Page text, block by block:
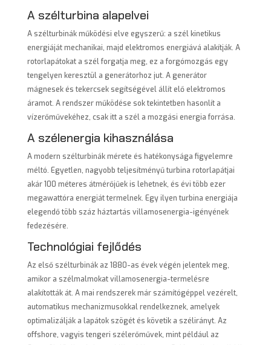
A szélturbina alapelvei
A szélturbinák működési elve egyszerű: a szél kinetikus
energiáját mechanikai, majd elektromos energiává alakítják. A
rotorlapátokat a szél forgatja meg, ez a forgómozgás egy
tengelyen keresztül a generátorhoz jut. A generátor
mágnesek és tekercsek segítségével állít elő elektromos
áramot. A rendszer működése sok tekintetben hasonlít a
vízerőművekéhez, csak itt a szél a mozgási energia forrása.
A szélenergia kihasználása
A modern szélturbinák mérete és hatékonysága figyelemre
méltó. Egyetlen, nagyobb teljesítményű turbina rotorlapátjai
akár 100 méteres átmérőjűek is lehetnek, és évi több ezer
megawattóra energiát termelnek. Egy ilyen turbina energiája
elegendő több száz háztartás villamosenergia-igényének
fedezésére.
Technológiai fejlődés
Az első szélturbinák az 1880-as évek végén jelentek meg,
amikor a szélmalmokat villamosenergia-termelésre
alakították át. A mai rendszerek már számítógéppel vezérelt,
automatikus mechanizmusokkal rendelkeznek, amelyek
optimalizálják a lapátok szögét és követik a szélirányt. Az
offshore, vagyis tengeri szélerőművek, mint például az